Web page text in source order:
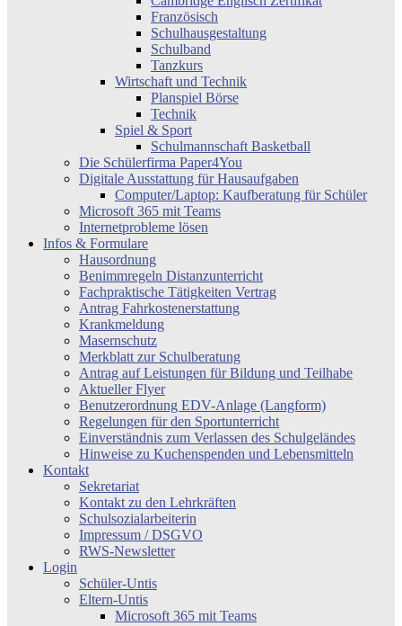
Französisch
Schulhausgestaltung
Schulband
Tanzkurs
Wirtschaft und Technik
Planspiel Börse
Technik
Spiel & Sport
Schulmannschaft Basketball
Die Schülerfirma Paper4You
Digitale Ausstattung für Hausaufgaben
Computer/Laptop: Kaufberatung für Schüler
Microsoft 365 mit Teams
Internetprobleme lösen
Infos & Formulare
Hausordnung
Benimmregeln Distanzunterricht
Fachpraktische Tätigkeiten Vertrag
Antrag Fahrkostenerstattung
Krankmeldung
Masernschutz
Merkblatt zur Schulberatung
Antrag auf Leistungen für Bildung und Teilhabe
Aktueller Flyer
Benutzerordnung EDV-Anlage (Langform)
Regelungen für den Sportunterricht
Einverständnis zum Verlassen des Schulgeländes
Hinweise zu Kuchenspenden und Lebensmitteln
Kontakt
Sekretariat
Kontakt zu den Lehrkräften
Schulsozialarbeiterin
Impressum / DSGVO
RWS-Newsletter
Login
Schüler-Untis
Eltern-Untis
Microsoft 365 mit Teams